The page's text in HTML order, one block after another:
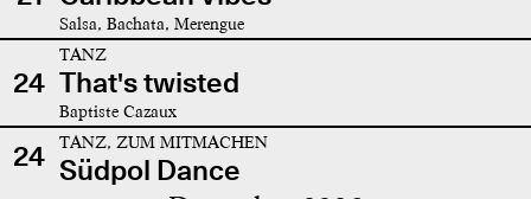
Salsa, Bachata, Merengue
24
TANZ
That's twisted
Baptiste Cazaux
24 TANZ, ZUM MITMACHEN
Südpol Dance